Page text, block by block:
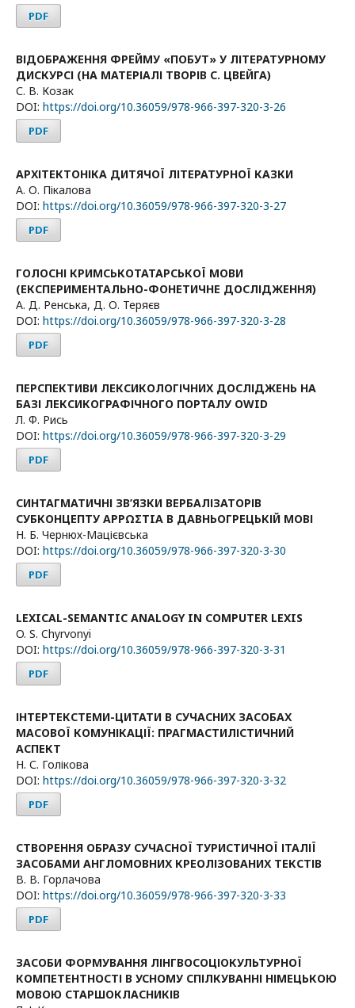
PDF
ВІДОБРАЖЕННЯ ФРЕЙМУ «ПОБУТ» У ЛІТЕРАТУРНОМУ
ДИСКУРСІ (НА МАТЕРІАЛІ ТВОРІВ С. ЦВЕЙГА)
С. В. Козак
DOI: https://doi.org/10.36059/978-966-397-320-3-26
PDF
АРХІТЕКТОНІКА ДИТЯЧОЇ ЛІТЕРАТУРНОЇ КАЗКИ
А. О. Пікалова
DOI: https://doi.org/10.36059/978-966-397-320-3-27
PDF
ГОЛОСНІ КРИМСЬКОТАТАРСЬКОЇ МОВИ
(ЕКСПЕРИМЕНТАЛЬНО-ФОНЕТИЧНЕ ДОСЛІДЖЕННЯ)
А. Д. Ренська, Д. О. Теряєв
DOI: https://doi.org/10.36059/978-966-397-320-3-28
PDF
ПЕРСПЕКТИВИ ЛЕКСИКОЛОГІЧНИХ ДОСЛІДЖЕНЬ НА
БАЗІ ЛЕКСИКОГРАФІЧНОГО ПОРТАЛУ OWID
Л. Ф. Рись
DOI: https://doi.org/10.36059/978-966-397-320-3-29
PDF
СИНТАГМАТИЧНІ ЗВ’ЯЗКИ ВЕРБАЛІЗАТОРІВ
СУБКОНЦЕПТУ ΑΡΡΩΣΤΙΑ В ДАВНЬОГРЕЦЬКІЙ МОВІ
Н. Б. Чернюх-Мацієвська
DOI: https://doi.org/10.36059/978-966-397-320-3-30
PDF
LEXICAL-SEMANTIC ANALOGY IN COMPUTER LEXIS
O. S. Chyrvonyi
DOI: https://doi.org/10.36059/978-966-397-320-3-31
PDF
ІНТЕРТЕКСТЕМИ-ЦИТАТИ В СУЧАСНИХ ЗАСОБАХ
МАСОВОЇ КОМУНІКАЦІЇ: ПРАГМАСТИЛІСТИЧНИЙ
АСПЕКТ
Н. С. Голікова
DOI: https://doi.org/10.36059/978-966-397-320-3-32
PDF
СТВОРЕННЯ ОБРАЗУ СУЧАСНОЇ ТУРИСТИЧНОЇ ІТАЛІЇ
ЗАСОБАМИ АНГЛОМОВНИХ КРЕОЛІЗОВАНИХ ТЕКСТІВ
В. В. Горлачова
DOI: https://doi.org/10.36059/978-966-397-320-3-33
PDF
ЗАСОБИ ФОРМУВАННЯ ЛІНГВОСОЦІОКУЛЬТУРНОЇ
КОМПЕТЕНТНОСТІ В УСНОМУ СПІЛКУВАННІ НІМЕЦЬКОЮ
МОВОЮ СТАРШОКЛАСНИКІВ